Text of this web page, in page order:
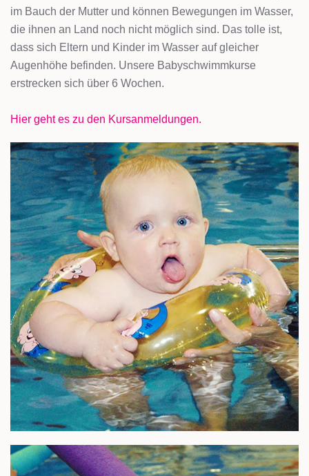
im Bauch der Mutter und können Bewegungen im Wasser,
die ihnen an Land noch nicht möglich sind. Das tolle ist,
dass sich Eltern und Kinder im Wasser auf gleicher
Augenhöhe befinden. Unsere Babyschwimmkurse
erstrecken sich über 6 Wochen.
Hier geht es zu den Kursanmeldungen.